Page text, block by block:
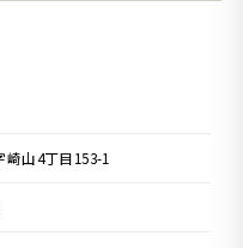
山4丁目153-1